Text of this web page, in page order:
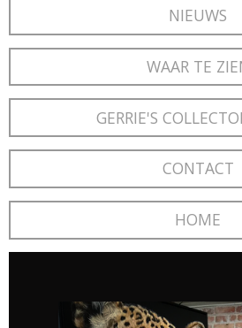
NIEUWS
WAAR TE
GERRIE'S
CONTACT
HOME